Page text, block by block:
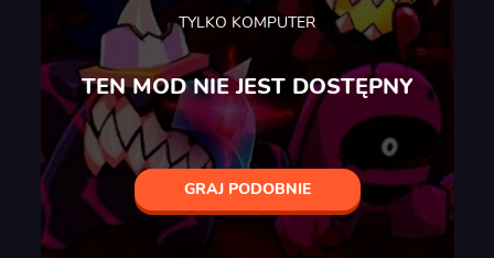
TYLKO KOMPUTER
TEN MOD NIE JEST DOSTĘPNY
GRAJ PODOBNIE